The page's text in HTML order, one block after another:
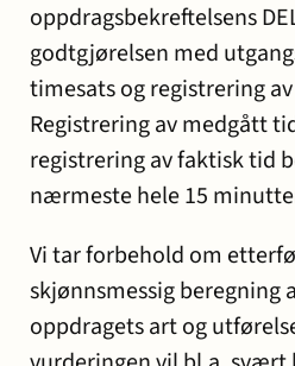
oppdragsbekreftelsens
godtgjørelsen med
timesats og registrering
Registrering av medgått
registrering av faktisk tid
nærmeste hele 15
Vi tar forbehold om
skjønnsmessig beregning
oppdragets art og